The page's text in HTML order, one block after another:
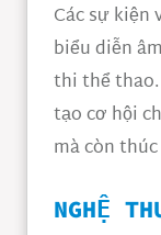
Các sự kiện
biểu diễn
thi thể
tạo cơ hội
mà còn
NGHỆ